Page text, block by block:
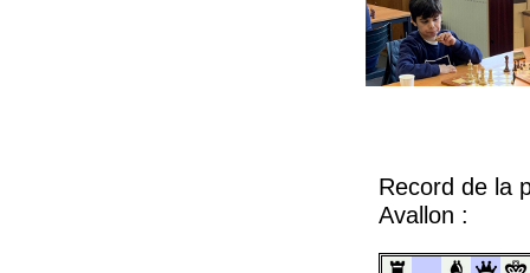
Record de la
Avallon :